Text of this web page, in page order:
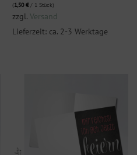
(1,50€/ 1 Stück)
zzgl. Versand
Lieferzeit: ca. 2-3 Werktage